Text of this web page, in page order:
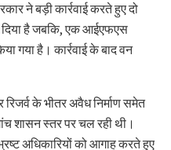
ने बड़ी कार्रवाई करते हुए दो
है जबकि, एक आईएफएस
गया है। कार्रवाई के बाद वन
रिजर्व के भीतर अवैध निर्माण समेत
शासन स्तर पर चल रही थी।
अधिकारियों को आगाह करते हुए